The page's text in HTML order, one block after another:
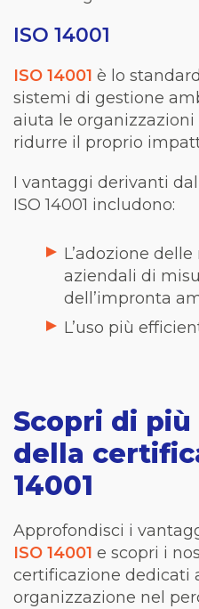
ISO 14001
ISO 14001 è lo
sistemi di gestione
aiuta le organizzazioni
ridurre il proprio
I vantaggi derivanti
ISO 14001 includono:
L’adozione
aziendali di
dell’impronta
L’uso più
Scopri di
della
14001
Approfondisci i
ISO 14001 e scopri i
certificazione dedicati
organizzazione nel